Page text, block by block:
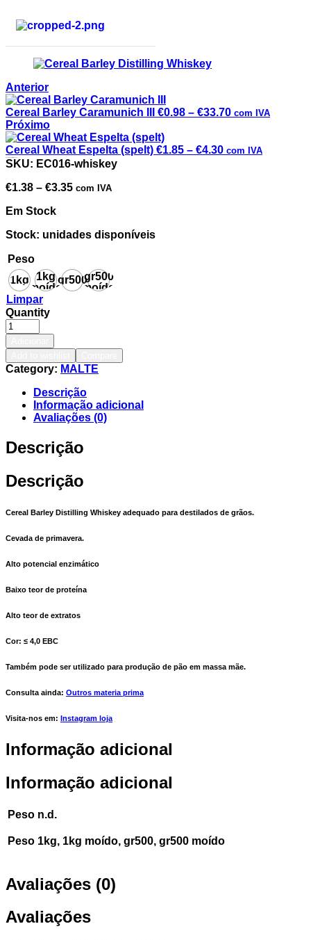
Anterior
Cereal Barley Caramunich III €0.98 – €33.70 com IVA
Próximo
Cereal Wheat Espelta (spelt) €1.85 – €4.30 com IVA
SKU: EC016-whiskey
€1.38 – €3.35 com IVA
Em Stock
Stock: unidades disponíveis
Peso
1kg 1kg
moído
gr500gr500
moído
Limpar
Quantity
Category: MALTE
Descrição
Informação adicional
Avaliações (0)
Descrição
Descrição
Cereal Barley Distilling Whiskey adequado para destilados de grãos.
Cevada de primavera.
Alto potencial enzimático
Baixo teor de proteína
Alto teor de extratos
Cor: ≤ 4,0 EBC
Também pode ser utilizado para produção de pão em massa mãe.
Consulta ainda: Outros materia prima
Visita-nos em: Instagram loja
Informação adicional
Informação adicional
Peso n.d.
Peso 1kg, 1kg moído, gr500, gr500 moído
Avaliações (0)
Avaliações